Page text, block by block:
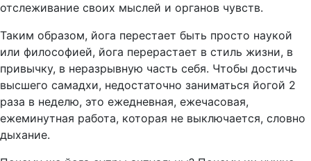
отслеживание своих мыслей и органов чувств.
Таким образом, йога перестает быть просто наукой
или философией, йога перерастает в стиль жизни, в
привычку, в неразрывную часть себя. Чтобы достичь
высшего самадхи, недостаточно заниматься йогой 2
раза в неделю, это ежедневная, ежечасовая,
ежеминутная работа, которая не выключается, словно
дыхание.